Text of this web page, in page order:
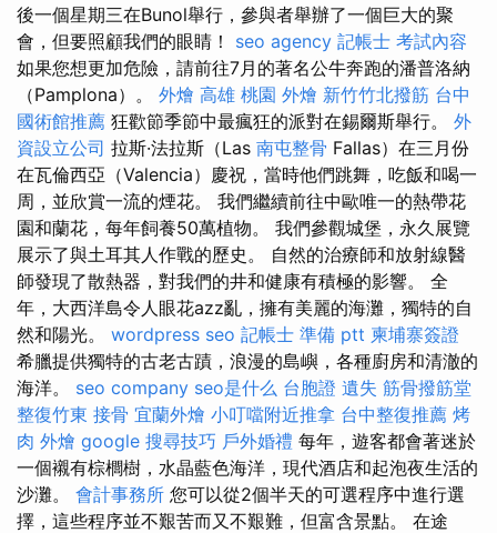
後一個星期三在Bunol舉行，參與者舉辦了一個巨大的聚
會，但要照顧我們的眼睛！ seo agency 記帳士 考試內容
如果您想更加危險，請前往7月的著名公牛奔跑的潘普洛納
（Pamplona）。 外燴 高雄 桃園 外燴 新竹竹北撥筋 台中
國術館推薦 狂歡節季節中最瘋狂的派對在錫爾斯舉行。 外
資設立公司 拉斯·法拉斯（Las 南屯整骨 Fallas）在三月份
在瓦倫西亞（Valencia）慶祝，當時他們跳舞，吃飯和喝一
周，並欣賞一流的煙花。 我們繼續前往中歐唯一的熱帶花
園和蘭花，每年飼養50萬植物。 我們參觀城堡，永久展覽
展示了與土耳其人作戰的歷史。 自然的治療師和放射線醫
師發現了散熱器，對我們的井和健康有積極的影響。 全
年，大西洋島令人眼花azz亂，擁有美麗的海灘，獨特的自
然和陽光。 wordpress seo 記帳士 準備 ptt 柬埔寨簽證
希臘提供獨特的古老古蹟，浪漫的島嶼，各種廚房和清澈的
海洋。 seo company seo是什么 台胞證 遺失 筋骨撥筋堂
整復竹東 接骨 宜蘭外燴 小叮噹附近推拿 台中整復推薦 烤
肉 外燴 google 搜尋技巧 戶外婚禮 每年，遊客都會著迷於
一個襯有棕櫚樹，水晶藍色海洋，現代酒店和起泡夜生活的
沙灘。 會計事務所 您可以從2個半天的可選程序中進行選
擇，這些程序並不艱苦而又不艱難，但富含景點。 在途